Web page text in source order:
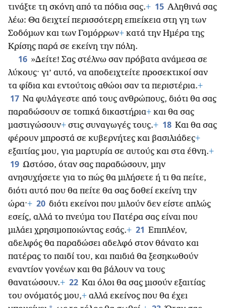
τινάξτε τη σκόνη από τα πόδια σας.+ 15 Αληθινά σας
λέω: Θα δειχτεί περισσότερη επιείκεια στη γη των
Σοδόμων και των Γομόρρων+ κατά την Ημέρα της
Κρίσης παρά σε εκείνη την πόλη.
16 »Δείτε! Σας στέλνω σαν πρόβατα ανάμεσα σε
λύκους· γι’ αυτό, να αποδειχτείτε προσεκτικοί σαν
τα φίδια και εντούτοις αθώοι σαν τα περιστέρια.+
17 Να φυλάγεστε από τους ανθρώπους, διότι θα σας
παραδώσουν σε τοπικά δικαστήρια+ και θα σας
μαστιγώσουν+ στις συναγωγές τους.+ 18 Και θα σας
φέρουν μπροστά σε κυβερνήτες και βασιλιάδες+
εξαιτίας μου, για μαρτυρία σε αυτούς και στα έθνη.+
19 Ωστόσο, όταν σας παραδώσουν, μην
ανησυχήσετε για το πώς θα μιλήσετε ή τι θα πείτε,
διότι αυτό που θα πείτε θα σας δοθεί εκείνη την
ώρα·+ 20 διότι εκείνοι που μιλούν δεν είστε απλώς
εσείς, αλλά το πνεύμα του Πατέρα σας είναι που
μιλάει χρησιμοποιώντας εσάς.+ 21 Επιπλέον,
αδελφός θα παραδώσει αδελφό στον θάνατο και
πατέρας το παιδί του, και παιδιά θα ξεσηκωθούν
εναντίον γονέων και θα βάλουν να τους
θανατώσουν.+ 22 Και όλοι θα σας μισούν εξαιτίας
του ονόματός μου,+ αλλά εκείνος που θα έχει